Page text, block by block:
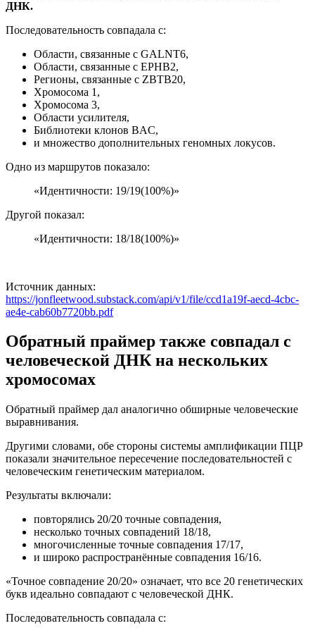
ДНК.
Последовательность совпадала с:
Области, связанные с GALNT6,
Области, связанные с EPHB2,
Регионы, связанные с ZBTB20,
Хромосома 1,
Хромосома 3,
Области усилителя,
Библиотеки клонов BAC,
и множество дополнительных геномных локусов.
Одно из маршрутов показало:
«Идентичности: 19/19(100%)»
Другой показал:
«Идентичности: 18/18(100%)»
Источник данных:
https://jonfleetwood.substack.com/api/v1/file/ccd1a19f-aecd-4cbc-
ae4e-cab60b7720bb.pdf
Обратный праймер также совпадал с
человеческой ДНК на нескольких
хромосомах
Обратный праймер дал аналогично обширные человеческие
выравнивания.
Другими словами, обе стороны системы амплификации ПЦР
показали значительное пересечение последовательностей с
человеческим генетическим материалом.
Результаты включали:
повторялись 20/20 точные совпадения,
несколько точных совпадений 18/18,
многочисленные точные совпадения 17/17,
и широко распространённые совпадения 16/16.
«Точное совпадение 20/20» означает, что все 20 генетических
букв идеально совпадают с человеческой ДНК.
Последовательность совпадала с: